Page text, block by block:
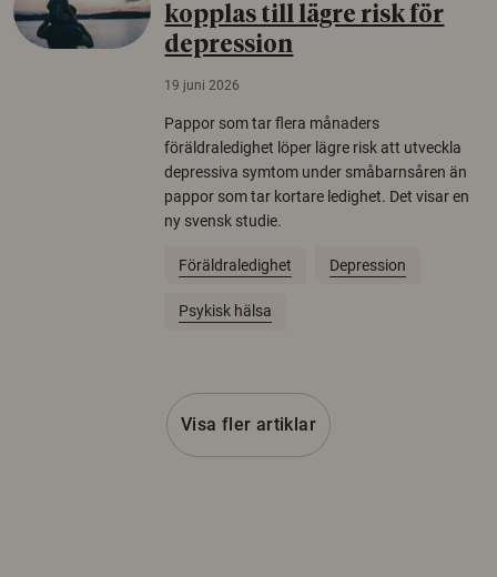
kopplas till lägre risk för
depression
19 juni 2026
Pappor som tar flera månaders
föräldraledighet löper lägre risk att utveckla
depressiva symtom under småbarnsåren än
pappor som tar kortare ledighet. Det visar en
ny svensk studie.
Föräldraledighet Depression
Psykisk hälsa
Visa fler artiklar